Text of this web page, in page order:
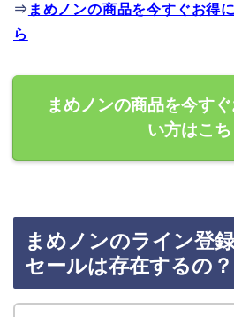
⇒ まめノンの商品を今すぐお得
ら
まめノンの商品を今す
い方はこち
まめノンのライン登
セールは存在するの？